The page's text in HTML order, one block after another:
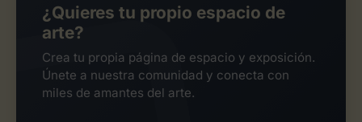
¿Quieres tu propio espacio de
arte?
Crea tu propia página de espacio y exposición.
Únete a nuestra comunidad y conecta con
miles de amantes del arte.